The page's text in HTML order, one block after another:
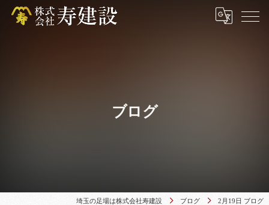
ブログ
埼玉の足場は株式会社寿建設 ブログ 2月19日 ブログ